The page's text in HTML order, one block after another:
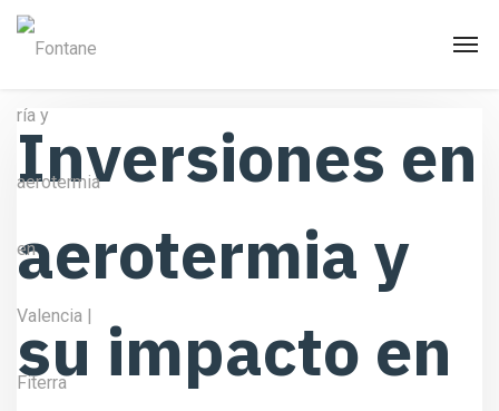
Inversiones en
aerotermia y
su impacto en